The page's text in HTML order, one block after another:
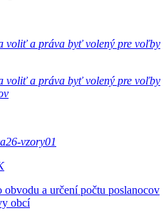
voliť a práva byť volený pre voľby
voliť a práva byť volený pre voľby
vzory01
a určení počtu poslanocov
obcí